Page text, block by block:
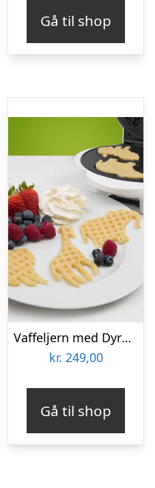
Gå til shop
Vaffeljern med Dyremotiv – KitchPro
kr. 249,00
Gå til shop